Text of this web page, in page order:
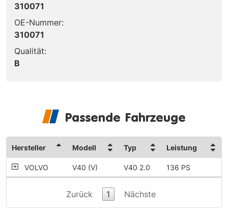
310071
OE-Nummer:
310071
Qualität:
B
Passende Fahrzeuge
Hersteller Modell Typ Leistung
VOLVO V40 (V) V40 2.0 136 PS
Zurück 1 Nächste